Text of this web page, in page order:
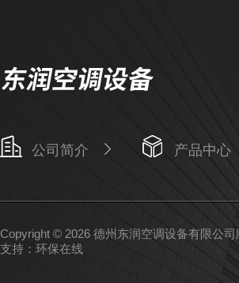
公司简介 产品中心
Copyright © 2026 德州东润空调设备有限公
支持： 环保在线